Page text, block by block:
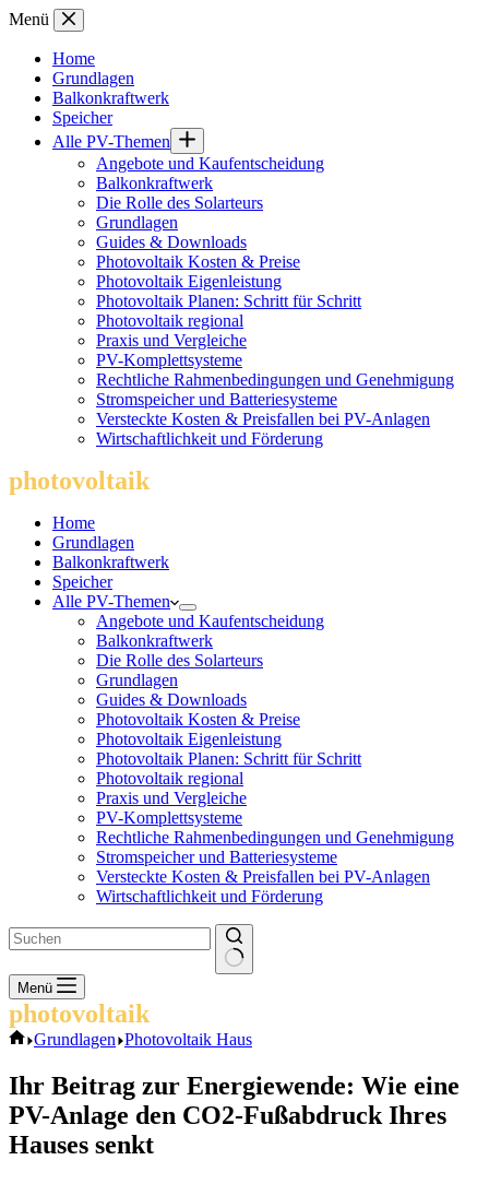
Zum
springen
Menü
Home
Grundlagen
Balkonkraftwerk
Speicher
Alle PV-Themen
Angebote und Kaufentscheidung
Balkonkraftwerk
Die Rolle des Solarteurs
Grundlagen
Guides & Downloads
Photovoltaik Kosten & Preise
Photovoltaik Eigenleistung
Photovoltaik Planen: Schritt für Schritt
Photovoltaik regional
Praxis und Vergleiche
PV-Komplettsysteme
Rechtliche Rahmenbedingungen und Genehmigung
Stromspeicher und Batteriesysteme
Versteckte Kosten & Preisfallen bei PV-Anlagen
Wirtschaftlichkeit und Förderung
photovoltaik
Home
Grundlagen
Balkonkraftwerk
Speicher
Alle PV-Themen
Angebote und Kaufentscheidung
Balkonkraftwerk
Die Rolle des Solarteurs
Grundlagen
Guides & Downloads
Photovoltaik Kosten & Preise
Photovoltaik Eigenleistung
Photovoltaik Planen: Schritt für Schritt
Photovoltaik regional
Praxis und Vergleiche
PV-Komplettsysteme
Rechtliche Rahmenbedingungen und Genehmigung
Stromspeicher und Batteriesysteme
Versteckte Kosten & Preisfallen bei PV-Anlagen
Wirtschaftlichkeit und Förderung
Keine
Ergebnisse
Menü
photovoltaik
Start
Grundlagen Photovoltaik Haus
Ihr Beitrag zur Energiewende: Wie eine
PV-Anlage den CO2-Fußabdruck Ihres
Hauses senkt